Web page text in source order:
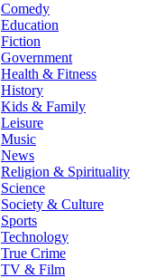
Comedy
Education
Fiction
Government
Health & Fitness
History
Kids & Family
Leisure
Music
News
Religion & Spirituality
Science
Society & Culture
Sports
Technology
True Crime
TV & Film